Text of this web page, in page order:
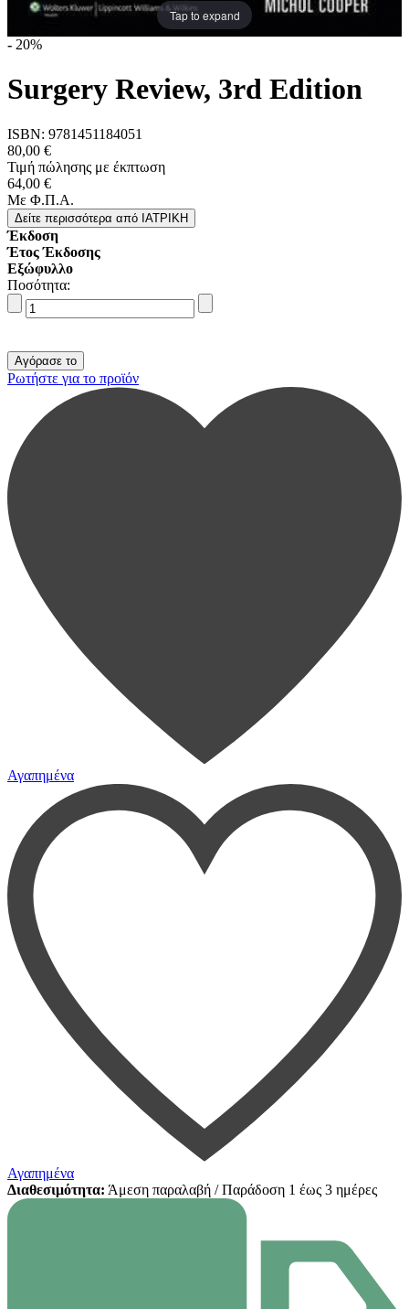
Tap to expand
- 20%
Surgery Review, 3rd Edition
ISBN: 9781451184051
80,00 €
Τιμή πώλησης με έκπτωση
64,00 €
Με Φ.Π.Α.
Δείτε περισσότερα από IΑΤΡΙΚΗ
Έκδοση
Έτος Έκδοσης
Εξώφυλλο
Ποσότητα:
Ρωτήστε για το προϊόν
Αγαπημένα
Αγαπημένα
Διαθεσιμότητα: Άμεση παραλαβή / Παράδoση 1 έως 3 ημέρες